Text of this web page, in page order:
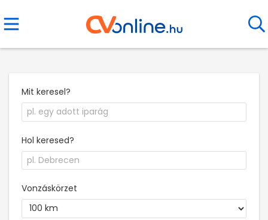
Mit keresel?
Hol keresed?
Vonzáskörzet